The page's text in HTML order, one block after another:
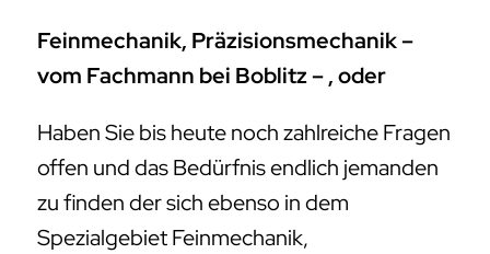
Feinmechanik, Präzisionsmechanik –
vom Fachmann bei Boblitz – , oder
Haben Sie bis heute noch zahlreiche Fragen
offen und das Bedürfnis endlich jemanden
zu finden der sich ebenso in dem
Spezialgebiet Feinmechanik,